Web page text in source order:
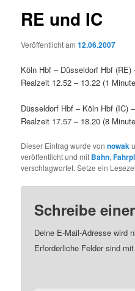
RE und IC
Veröffentlicht am12.06.2007
Köln Hbf – Düsseldorf Hbf
Realzeit 12.52 – 13.22 (1
Düsseldorf Hbf – Köln Hbf (IC)
Realzeit 17.57 – 18.20 (8
Dieser Eintrag wurde vonnowak
veröffentlicht und mit Bahn,
verschlagwortet. Setze ein
Schreibe
Deine E-Mail-Adresse wird
Erforderliche Felder sind